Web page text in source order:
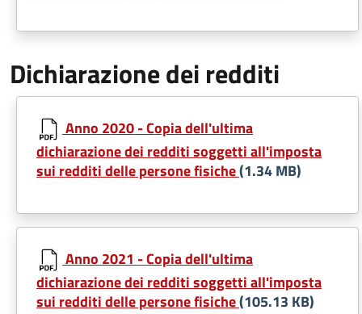
Dichiarazione dei redditi
Anno 2020 - Copia dell'ultima
dichiarazione dei redditi soggetti all'imposta
sui redditi delle persone fisiche(1.34 MB)
Anno 2021 - Copia dell'ultima
dichiarazione dei redditi soggetti all'imposta
sui redditi delle persone fisiche(105.13 KB)